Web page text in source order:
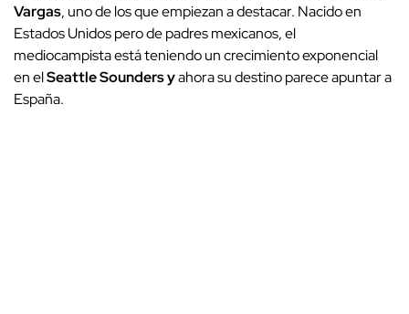
Vargas, uno de los que empiezan a destacar. Nacido en
Estados Unidos pero de padres mexicanos, el
mediocampista está teniendo un crecimiento exponencial
en elSeattle Soundersyahora su destino parece apuntar a
España.